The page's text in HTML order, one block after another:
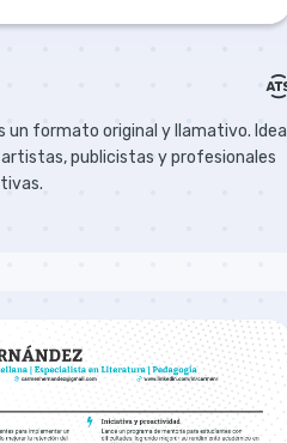
un formato original y llamativo. Ideal
publicistas y profesionales